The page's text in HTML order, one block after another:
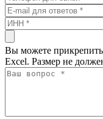
Вы можете
Excel. Размер не